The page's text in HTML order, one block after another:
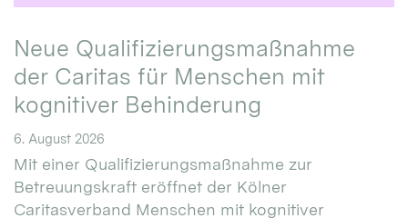
Neue Qualifizierungsmaßnahme
der Caritas für Menschen mit
kognitiver Behinderung
6. August 2026
Mit einer Qualifizierungsmaßnahme zur
Betreuungskraft eröffnet der Kölner
Caritasverband Menschen mit kognitiver